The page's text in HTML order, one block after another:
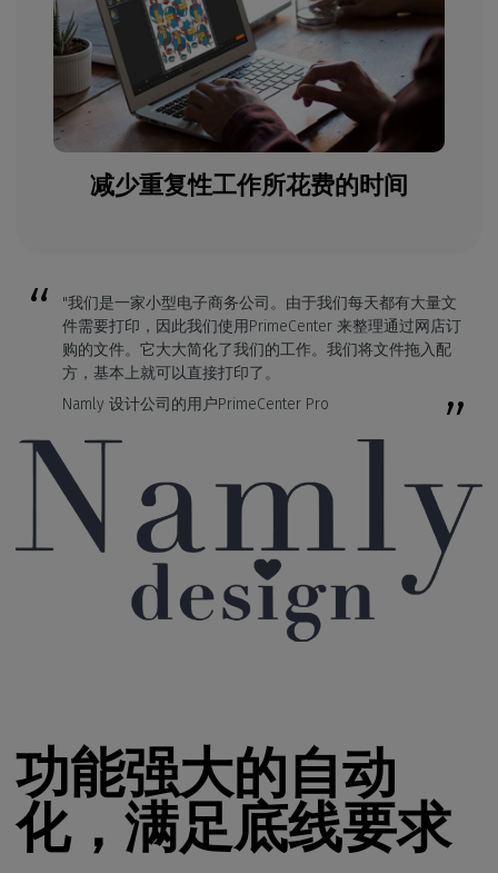
减少重复性工作所花费的时间
"我们是一家小型电子商务公司。由于我们每天都有大量文
件需要打印，因此我们使用PrimeCenter 来整理通过网店订
购的文件。它大大简化了我们的工作。我们将文件拖入配
方，基本上就可以直接打印了。
Namly 设计公司的用户PrimeCenter Pro
功能强大的自动
化，满足底线要求